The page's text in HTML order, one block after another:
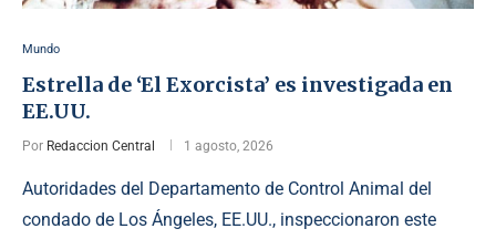
Mundo
Estrella de ‘El Exorcista’ es investigada en
EE.UU.
Por Redaccion Central 1 agosto, 2026
Autoridades del Departamento de Control Animal del
condado de Los Ángeles, EE.UU., inspeccionaron este